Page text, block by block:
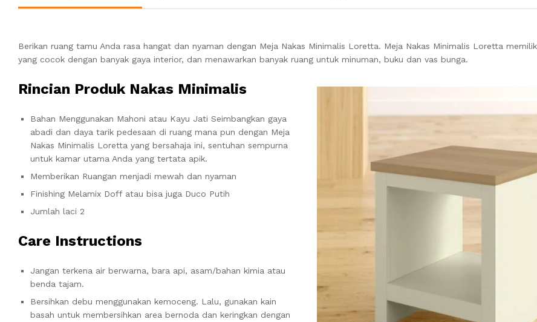
Berikan ruang tamu Anda rasa hangat dan nyaman dengan Meja Nakas Minimalis Loretta. Meja Nakas Minimalis Loretta
yang cocok dengan banyak gaya interior, dan menawarkan banyak ruang untuk minuman, buku dan vas bunga.
Rincian Produk Nakas Minimalis
Bahan Menggunakan Mahoni atau Kayu Jati Seimbangkan gaya
abadi dan daya tarik pedesaan di ruang mana pun dengan Meja
Nakas Minimalis Loretta yang bersahaja ini, sentuhan sempurna
untuk kamar utama Anda yang tertata apik.
Memberikan Ruangan menjadi mewah dan nyaman
Finishing Melamix Doff atau bisa juga Duco Putih
Jumlah laci 2
Care Instructions
Jangan terkena air berwarna, bara api, asam/bahan kimia atau
benda tajam.
Bersihkan debu menggunakan kemoceng. Lalu, gunakan kain
basah untuk membersihkan area bernoda dan keringkan dengan